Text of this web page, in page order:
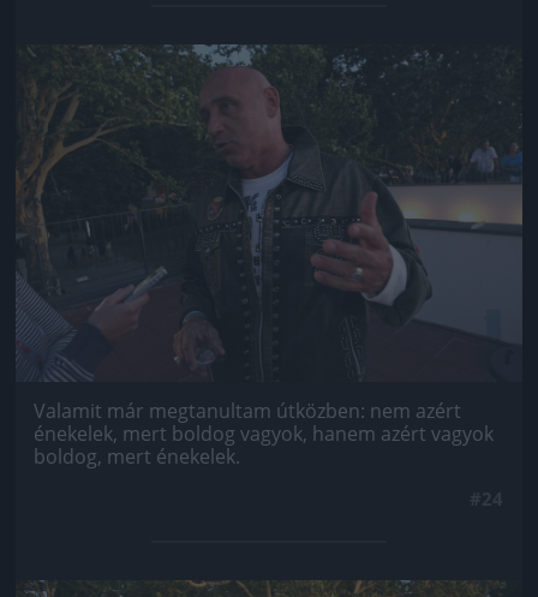
Jön még kép!
Valamit már megtanultam útközben: nem azért
énekelek, mert boldog vagyok, hanem azért vagyok
boldog, mert énekelek.